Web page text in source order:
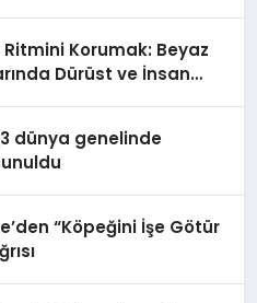
Ritmini Korumak: Beyaz
Dürüst ve İnsan
dünya genelinde
“Köpeğini İşe Götür